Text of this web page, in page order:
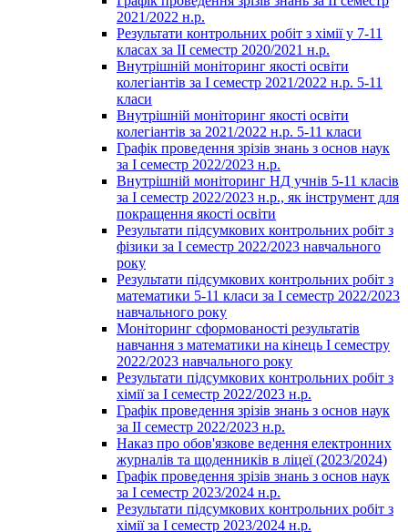
2021/2022 н.р.
Результати контрольних робіт з хімії у 7-11
класах за ІІ семестр 2020/2021 н.р.
Внутрішній моніторинг якості освіти
колегіантів за І семестр 2021/2022 н.р. 5-11
класи
Внутрішній моніторинг якості освіти
колегіантів за 2021/2022 н.р. 5-11 класи
Графік проведення зрізів знань з основ наук
за І семестр 2022/2023 н.р.
Внутрішній моніторинг НД учнів 5-11 класів
за І семестр 2022/2023 н.р., як інструмент для
покращення якості освіти
Результати підсумкових контрольних робіт з
фізики за І семестр 2022/2023 навчального
року
Результати підсумкових контрольних робіт з
математики 5-11 класи за І семестр 2022/2023
навчального року
Моніторинг сформованості результатів
навчання з математики на кінець І семестру
2022/2023 навчального року
Результати підсумкових контрольних робіт з
хімії за І семестр 2022/2023 н.р.
Графік проведення зрізів знань з основ наук
за ІІ семестр 2022/2023 н.р.
Наказ про обов'язкове ведення електронних
журналів та щоденників в ліцеї (2023/2024)
Графік проведення зрізів знань з основ наук
за І семестр 2023/2024 н.р.
Результати підсумкових контрольних робіт з
хімії за І семестр 2023/2024 н.р.